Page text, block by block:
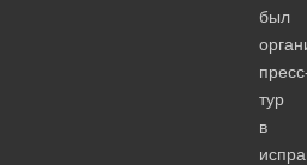
был
тур
в